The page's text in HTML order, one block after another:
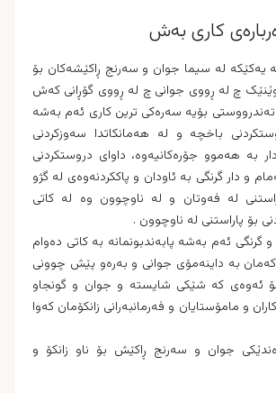
کاری بەش
یەکێکە لە سیما جوان و سەرنج ڕاکێشەکان بۆ
چ لە ڕووى جوانى چ لە ڕووى گۆڕانى کەش
بۆیە سەرەکی ترین کارى ئەم بەشە
باخچە و لە هەمانکاتدا سەوزکردنى
بە هەموو جۆرەکانیەوە، داواى دروستکردنى
و دار گرنگی بە ئاودان و پاککردنەوەى لە گژو
لە فەوتان و لە ناوچوون وە لە کاتی
بۆ پاراستنى لە ناوچوون .
گرنگی ئەم بەشە پابەندبونمانە بە کاتی دەوام
بە داینەمۆى جوانى و بەرەو پێش چوونی
بۆ ئەوەى کە شێکی شایستە و جوان و گونجاو
و مامۆستایان و فەرمانبەرانى زانکۆمان کەوا
جوان و سەرنج ڕاکێش بۆ ناو زانکۆ و